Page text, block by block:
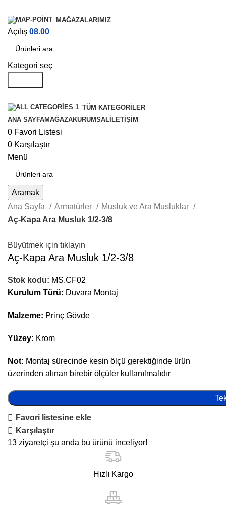
MAĞAZALARIMIZ
Açılış 08.00
Kategori seç
TÜM KATEGORILER
ANA SAYFAMAĞAZAKURUMSAL İLETIŞIM
0 Favori Listesi
0 Karşılaştır
Menü
Aramak
Ana Sayfa
Armatürler
Musluk ve Ara Musluklar
Aç-Kapa Ara Musluk 1/2-3/8
Büyütmek için tıklayın
Aç-Kapa Ara Musluk 1/2-3/8
Stok kodu: MS.CF02
Kurulum Türü: Duvara Montaj
Malzeme: Prinç Gövde
Yüzey: Krom
Not: Montaj sürecinde kesin ölçü gerektiğinde ürün
üzerinden alınan birebir ölçüler kullanılmalıdır
Favori listesine ekle
Karşılaştır
13 ziyaretçi şu anda bu ürünü inceliyor!
Hızlı Kargo